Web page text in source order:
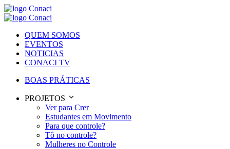
QUEM SOMOS
EVENTOS
NOTICIAS
CONACI TV
BOAS PRÁTICAS
PROJETOS
Ver para Crer
Estudantes em Movimento
Para que controle?
Tô no controle?
Mulheres no Controle